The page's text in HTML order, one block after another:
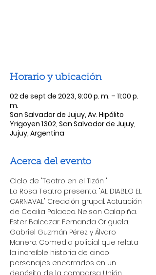
Horario y ubicación
02 de sept de 2023, 9:00 p. m. – 11:00 p.
m.
San Salvador de Jujuy, Av. Hipólito
Yrigoyen 1302, San Salvador de Jujuy,
Jujuy, Argentina
Acerca del evento
Ciclo de 'Teatro en el Tizón '
La Rosa Teatro presenta. "AL DIABLO EL
CARNAVAL" Creación grupal. Actuación
de Cecilia Polacco. Nelson Calapiña.
Ester Balcazar. Fernanda Origuela.
Gabriel Guzmán Pérez y Álvaro
Manero. Comedia policial que relata
la increíble historia de cinco
personajes encerrados en un
depósito de la comparsa Unión